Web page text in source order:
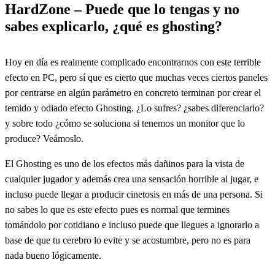
HardZone – Puede que lo tengas y no
sabes explicarlo, ¿qué es ghosting?
Hoy en día es realmente complicado encontrarnos con este terrible
efecto en PC, pero sí que es cierto que muchas veces ciertos paneles
por centrarse en algún parámetro en concreto terminan por crear el
temido y odiado efecto Ghosting. ¿Lo sufres? ¿sabes diferenciarlo?
y sobre todo ¿cómo se soluciona si tenemos un monitor que lo
produce? Veámoslo.
El Ghosting es uno de los efectos más dañinos para la vista de
cualquier jugador y además crea una sensación horrible al jugar, e
incluso puede llegar a producir cinetosis en más de una persona. Si
no sabes lo que es este efecto pues es normal que termines
tomándolo por cotidiano e incluso puede que llegues a ignorarlo a
base de que tu cerebro lo evite y se acostumbre, pero no es para
nada bueno lógicamente.